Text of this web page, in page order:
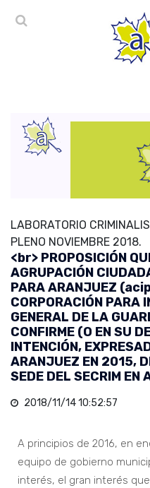
LABORATORIO
PLENO NOVIEMBRE 2018.
<br> PROPOSICIÓN
AGRUPACIÓN
PARA ARANJUEZ
CORPORACIÓN PARA
GENERAL DE LA
CONFIRME (O EN SU
INTENCIÓN,
ARANJUEZ EN 2015,
SEDE DEL SECRIM EN
2018/11/14 10:52:57
A principios de 2016, en
equipo de gobierno
interés, el gran interés